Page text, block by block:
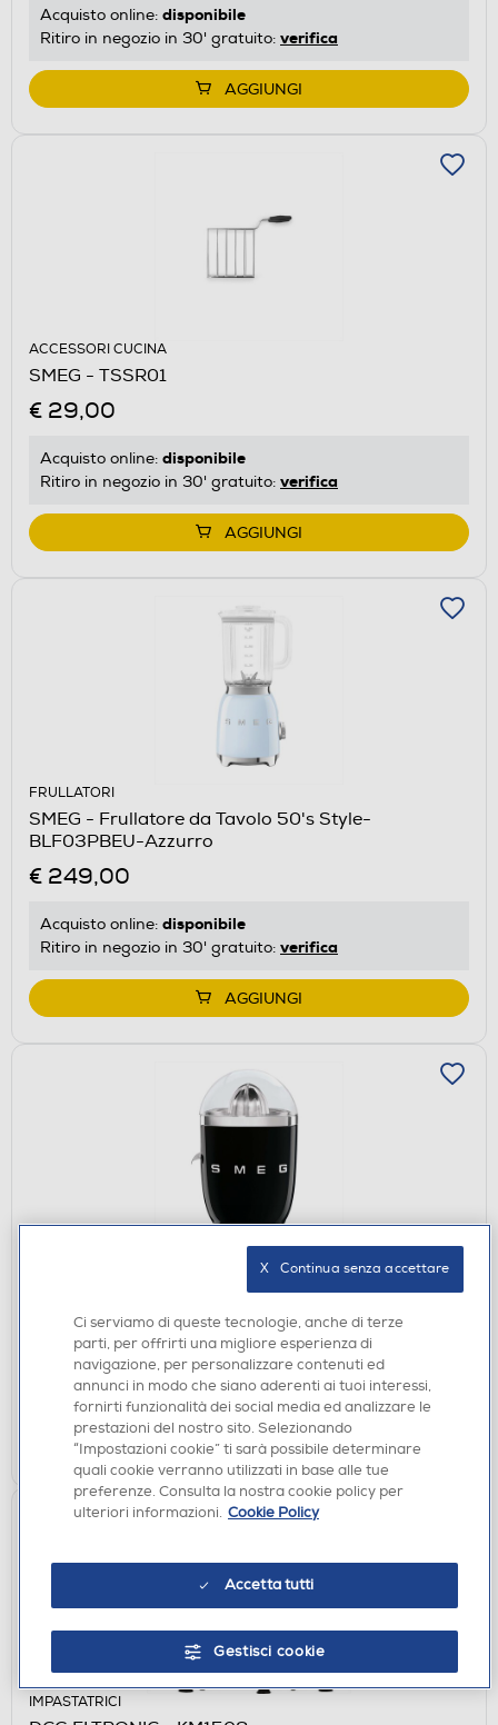
Acquisto online: disponibile
Ritiro in negozio in 30' gratuito: verifica
AGGIUNGI
ACCESSORI CUCINA
SMEG - TSSR01
€ 29,00
Acquisto online: disponibile
Ritiro in negozio in 30' gratuito: verifica
AGGIUNGI
FRULLATORI
SMEG - Frullatore da Tavolo 50's Style-
BLF03PBEU-Azzurro
€ 249,00
Acquisto online: disponibile
Ritiro in negozio in 30' gratuito: verifica
AGGIUNGI
€ 179,00
Acquisto online: disponibile
Ritiro in negozio in 30' gratuito:verifica
AGGIUNGI
IMPASTATRICI
Ci serviamo di queste tecnologie, anche di terze
parti, per offrirti una migliore esperienza di
navigazione, per personalizzare contenuti ed
annunci in modo che siano aderenti ai tuoi interessi,
fornirti funzionalità dei social media ed analizzare le
prestazioni del nostro sito. Selezionando
“Impostazioni cookie” ti sarà possibile determinare
quali cookie verranno utilizzati in base alle tue
preferenze. Consulta la nostra cookie policy per
ulteriori informazioni. Cookie Policy
Accetta tutti
Gestisci cookie
X   Continua senza accettare